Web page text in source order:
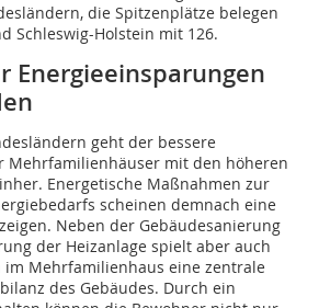
die Spitzenplätze belegen
Schleswig-Holstein mit 126.
Energieeinsparungen
geht der bessere
Mehrfamilienhäuser mit den höheren
Energetische Maßnahmen zur
scheinen demnach eine
Neben der Gebäudesanierung
der Heizanlage spielt aber auch
Mehrfamilienhaus eine zentrale
des Gebäudes. Durch ein